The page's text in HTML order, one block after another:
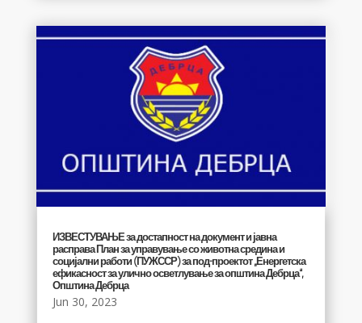
ИЗВЕСТУВАЊЕ за достапност на документ и јавна
расправа План за управување со животна средина и
социјални работи (ПУЖССР) за под-проектот „Енергетска
ефикасност за улично осветлување за општина Дебрца“,
Општина Дебрца
Jun 30, 2023